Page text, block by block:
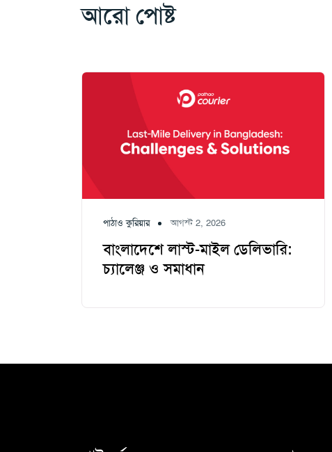
আরো পোষ্ট
পাঠাও কুরিয়ার আগস্ট 2, 2026
বাংলাদেশে লাস্ট-মাইল ডেলিভারি:
চ্যালেঞ্জ ও সমাধান